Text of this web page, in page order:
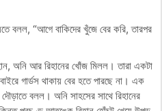
বলল, “আগে বাকিদের খুঁজে বের করি, তারপর
অনি আর রিহানের খোঁজ মিলল। তারা একটা
গার্ডস থাকায় বের হতে পারছে না। এক
বলল। অনি সাহসের সাথে রিহানের